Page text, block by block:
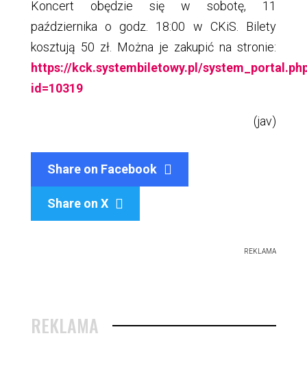
Koncert obędzie się w sobotę, 11
października o godz. 18:00 w CKiS. Bilety
kosztują 50 zł. Można je zakupić na stronie:
https://kck.systembiletowy.pl/
id=10319
(jav)
Share on Facebook
Share on X 
REKLAMA
REKLAMA